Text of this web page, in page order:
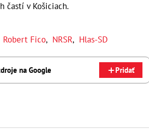
častí v Košiciach.
Robert Fico, NRSR, Hlas-SD
na Google Pridať